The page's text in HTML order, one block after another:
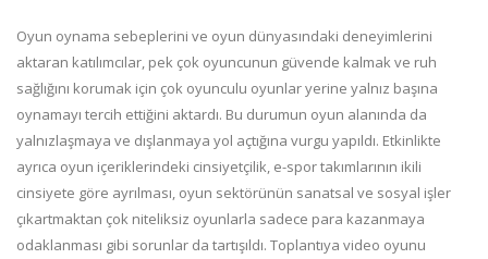
Oyun oynama sebeplerini ve oyun dünyasındaki deneyimlerini
aktaran katılımcılar, pek çok oyuncunun güvende kalmak ve ruh
sağlığını korumak için çok oyunculu oyunlar yerine yalnız başına
oynamayı tercih ettiğini aktardı. Bu durumun oyun alanında da
yalnızlaşmaya ve dışlanmaya yol açtığına vurgu yapıldı. Etkinlikte
ayrıca oyun içeriklerindeki cinsiyetçilik, e-spor takımlarının ikili
cinsiyete göre ayrılması, oyun sektörünün sanatsal ve sosyal işler
çıkartmaktan çok niteliksiz oyunlarla sadece para kazanmaya
odaklanması gibi sorunlar da tartışıldı. Toplantıya video oyunu